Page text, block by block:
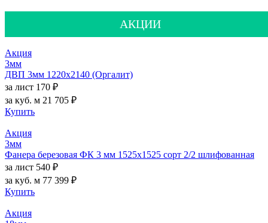
АКЦИИ
Акция
3мм
ДВП 3мм 1220х2140 (Оргалит)
за лист 170 ₽
за куб. м 21 705 ₽
Купить
Акция
3мм
Фанера березовая ФК 3 мм 1525х1525 сорт 2/2 шлифованная
за лист 540 ₽
за куб. м 77 399 ₽
Купить
Акция